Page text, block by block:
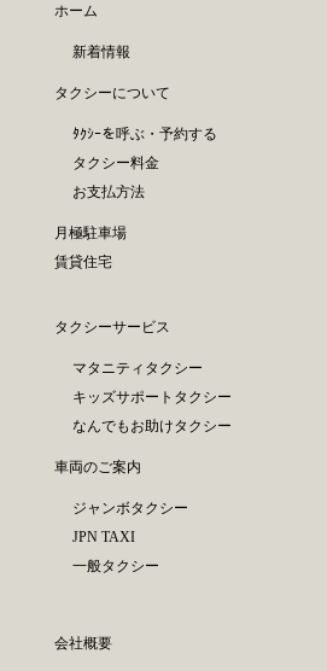
ホーム
新着情報
タクシーについて
ﾀｸｼｰを呼ぶ・予約する
タクシー料金
お支払方法
月極駐車場
賃貸住宅
タクシーサービス
マタニティタクシー
キッズサポートタクシー
なんでもお助けタクシー
車両のご案内
ジャンボタクシー
JPN TAXI
一般タクシー
会社概要